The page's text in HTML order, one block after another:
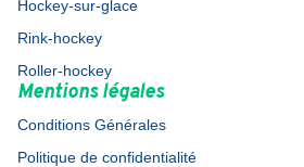
Hockey-sur-glace
Rink-hockey
Roller-hockey
Mentions légales
Conditions Générales
Politique de confidentialité